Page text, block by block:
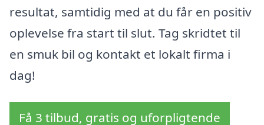
resultat, samtidig med at du får en positiv
oplevelse fra start til slut. Tag skridtet til
en smuk bil og kontakt et lokalt firma i
dag!
Få 3 tilbud, gratis og uforpligtende